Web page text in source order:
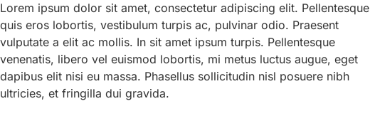
Lorem ipsum dolor sit amet, consectetur adipiscing elit. Pellentesque
quis eros lobortis, vestibulum turpis ac, pulvinar odio. Praesent
vulputate a elit ac mollis. In sit amet ipsum turpis. Pellentesque
venenatis, libero vel euismod lobortis, mi metus luctus augue, eget
dapibus elit nisi eu massa. Phasellus sollicitudin nisl posuere nibh
ultricies, et fringilla dui gravida.